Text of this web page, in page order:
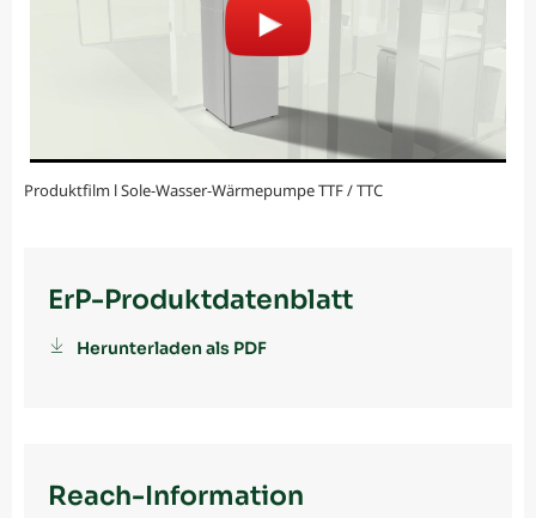
Produktfilm l Sole-Wasser-Wärmepumpe TTF / TTC
ErP-Produktdatenblatt
Herunterladen als PDF
Reach-Information